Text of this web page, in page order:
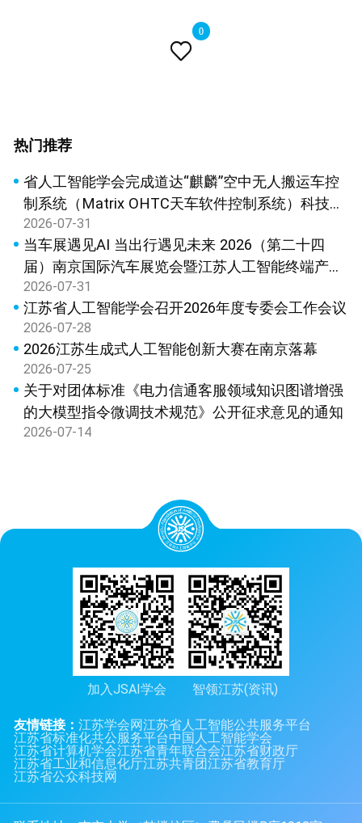

0
热门推荐
省人工智能学会完成道达“麒麟”空中无人搬运车控
制系统（Matrix OHTC天车软件控制系统）科技成
果鉴定
2026-07-31
当车展遇见AI 当出行遇见未来 2026（第二十四
届）南京国际汽车展览会暨江苏人工智能终端产品
展览会新闻发布会在宁召开
2026-07-31
江苏省人工智能学会召开2026年度专委会工作会议
2026-07-28
2026江苏生成式人工智能创新大赛在南京落幕
2026-07-25
关于对团体标准《电力信通客服领域知识图谱增强
的大模型指令微调技术规范》公开征求意见的通知
2026-07-14
加入JSAI学会 智领江苏(资讯)
友情链接：江苏学会网江苏省人工智能公共服务平台
江苏省标准化共公服务平台中国人工智能学会
江苏省计算机学会江苏省青年联合会江苏省财政厅
江苏省工业和信息化厅江苏共青团江苏省教育厅
江苏省公众科技网